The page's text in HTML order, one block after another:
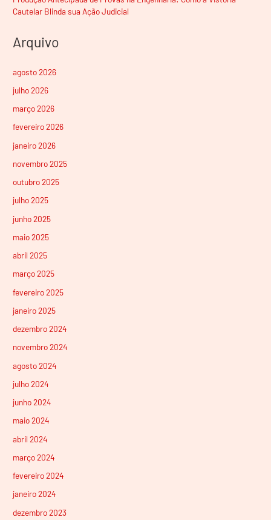
Cautelar Blinda sua Ação Judicial
Arquivo
agosto 2026
julho 2026
março 2026
fevereiro 2026
janeiro 2026
novembro 2025
outubro 2025
julho 2025
junho 2025
maio 2025
abril 2025
março 2025
fevereiro 2025
janeiro 2025
dezembro 2024
novembro 2024
agosto 2024
julho 2024
junho 2024
maio 2024
abril 2024
março 2024
fevereiro 2024
janeiro 2024
dezembro 2023